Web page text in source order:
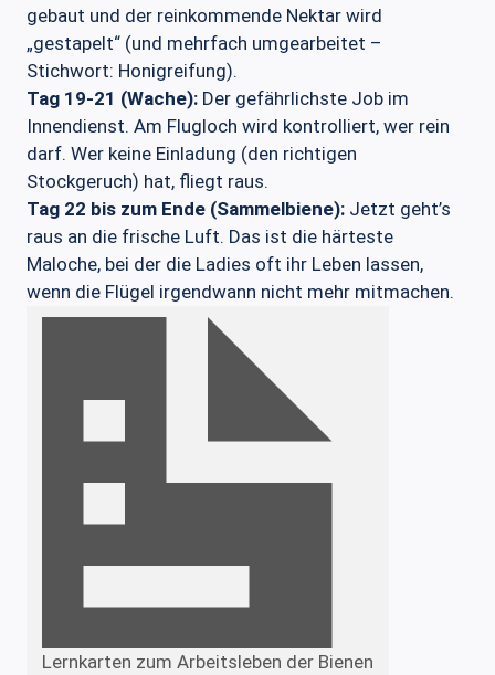
gebaut und der reinkommende Nektar wird
„gestapelt“ (und mehrfach umgearbeitet –
Stichwort: Honigreifung).
Tag 19-21 (Wache): Der gefährlichste Job im
Innendienst. Am Flugloch wird kontrolliert, wer rein
darf. Wer keine Einladung (den richtigen
Stockgeruch) hat, fliegt raus.
Tag 22 bis zum Ende (Sammelbiene): Jetzt geht’s
raus an die frische Luft. Das ist die härteste
Maloche, bei der die Ladies oft ihr Leben lassen,
wenn die Flügel irgendwann nicht mehr mitmachen.
Lernkarten zum Arbeitsleben der Bienen